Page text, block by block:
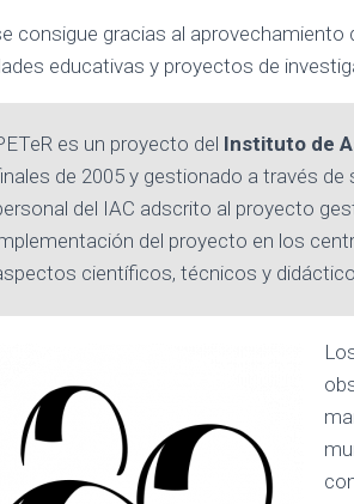
consigue gracias al
educativas y proyectos de
es un proyecto del Instituto de
de 2005 y gestionado a través de
del IAC adscrito al proyecto
del proyecto en los
científicos, técnicos y